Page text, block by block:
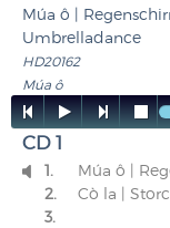
Múa ô |
Umbrelladance
HD20162
Múa ô

  
CD 1
 1. Múa ô |
2.
Cò la |
3.